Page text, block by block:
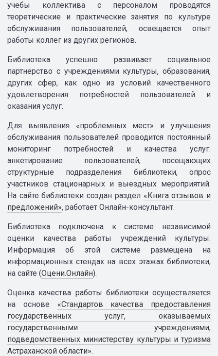
учебы коллектива с персоналом проводятся
теоретические и практические занятия по культуре
обслуживания пользователей, освещается опыт
работы коллег из других регионов.
Библиотека успешно развивает социальное
партнерство с учреждениями культуры, образования,
других сфер, как одно из условий качественного
удовлетворения потребностей пользователей и
оказания услуг.
Для выявления «проблемных мест» и улучшения
обслуживания пользователей проводится постоянный
мониторинг потребностей и качества услуг:
анкетирование пользователей, посещающих
структурные подразделения библиотеки, опрос
участников стационарных и выездных мероприятий.
На сайте библиотеки создан раздел «Книга отзывов и
предложений», работает Онлайн-консультант.
Библиотека подключена к системе независимой
оценки качества работы учреждений культуры.
Информация об этой системе размещена на
информационных стендах на всех этажах библиотеки,
на сайте (Оцени.Онлайн).
Оценка качества работы библиотеки осуществляется
на основе «Стандартов качества предоставления
государственных услуг, оказываемых
государственными учреждениями,
подведомственных министерству культуры и туризма
Астраханской области».